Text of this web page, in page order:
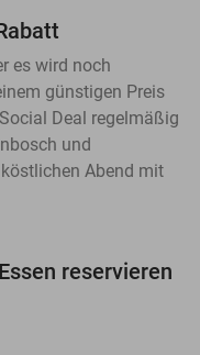
es wird noch
günstigen Preis
Deal regelmäßig
und
Abend mit
reservieren